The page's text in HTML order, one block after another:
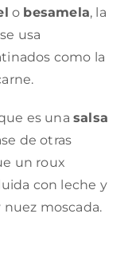
o besamela, la
usa
como la
es unasalsa
de otras
un roux
con leche y
moscada.